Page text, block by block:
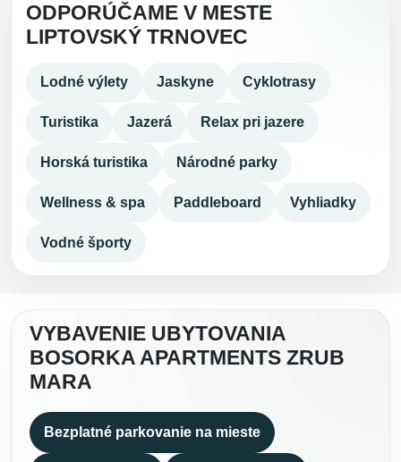
ODPORÚČAME V MESTE
LIPTOVSKÝ TRNOVEC
Lodné výlety Jaskyne Cyklotrasy
Turistika Jazerá Relax pri jazere
Horská turistika Národné parky
Wellness & spa Paddleboard Vyhliadky
Vodné športy
VYBAVENIE UBYTOVANIA
BOSORKA APARTMENTS ZRUB
MARA
Bezplatné parkovanie na mieste